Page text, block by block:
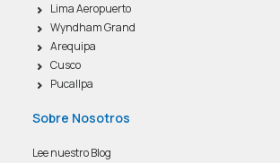
Lima Aeropuerto
Wyndham Grand
Arequipa
Cusco
Pucallpa
Sobre Nosotros
Lee nuestro Blog